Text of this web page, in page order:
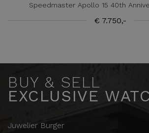
Speedmaster Apollo 15 40th
€ 7.750,-
BUY & SELL
EXCLUSIVE
Juwelier Burger